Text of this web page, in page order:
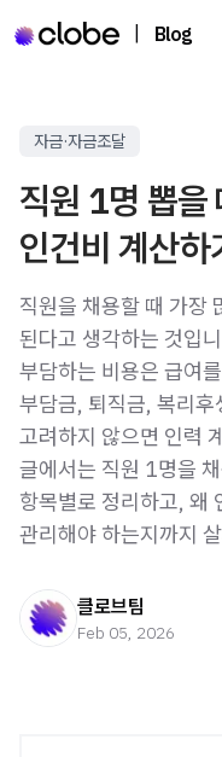
Blog
자금·자금조달
직원 1명 뽑을
인건비 계산하
직원을 채용할 때 가장
된다고 생각하는 것입
부담하는 비용은 급여
부담금, 퇴직금, 복리후
고려하지 않으면 인력
글에서는 직원 1명을
항목별로 정리하고, 왜
관리해야 하는지까지
클로브팀
Feb 05, 2026